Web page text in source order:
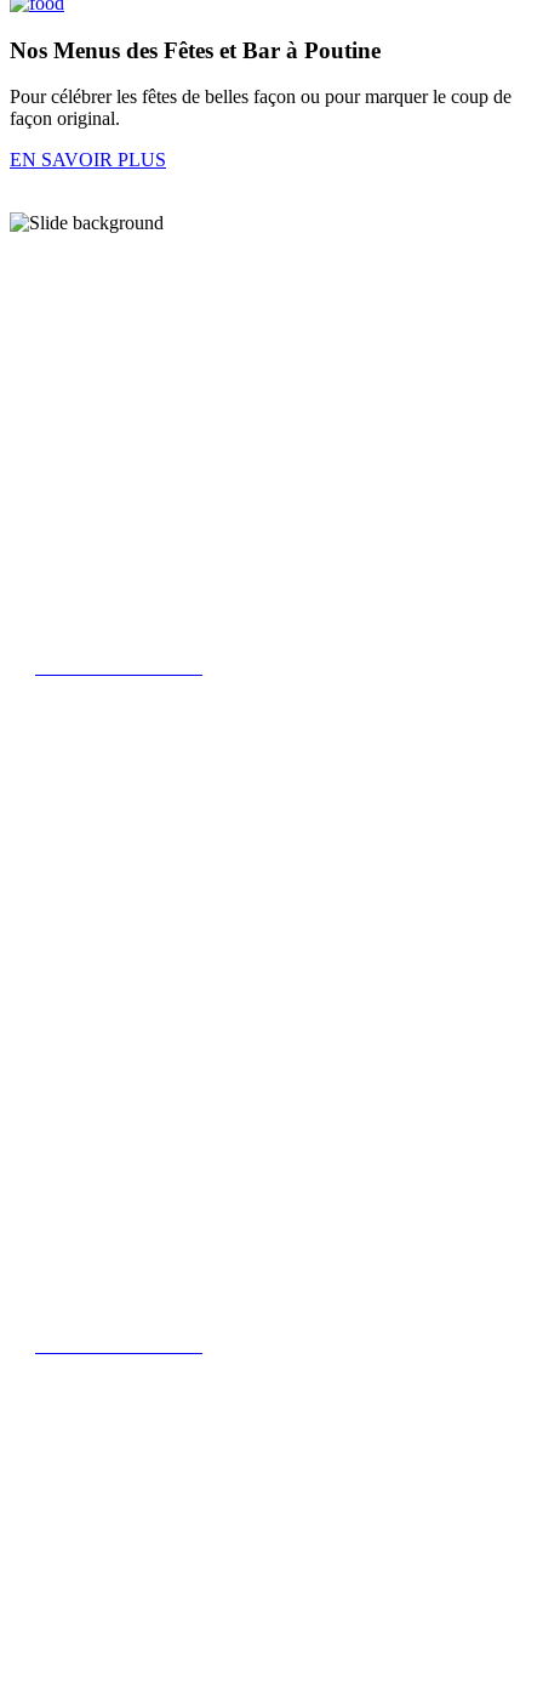
Nos Menus des Fêtes et Bar à Poutine
Pour célébrer les fêtes de belles façon ou pour marquer le coup de
façon original.
EN SAVOIR PLUS